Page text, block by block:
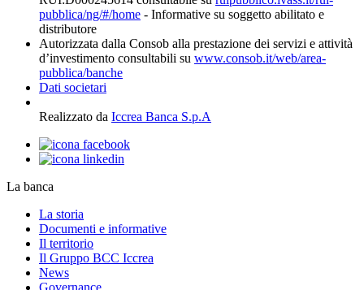
pubblica/ng/#/home - Informative su soggetto abilitato e
distributore
Autorizzata dalla Consob alla prestazione dei servizi e attività
d’investimento consultabili su www.consob.it/web/area-
pubblica/banche
Dati societari
Realizzato da Iccrea Banca S.p.A
La banca
La storia
Documenti e informative
Il territorio
Il Gruppo BCC Iccrea
News
Governance